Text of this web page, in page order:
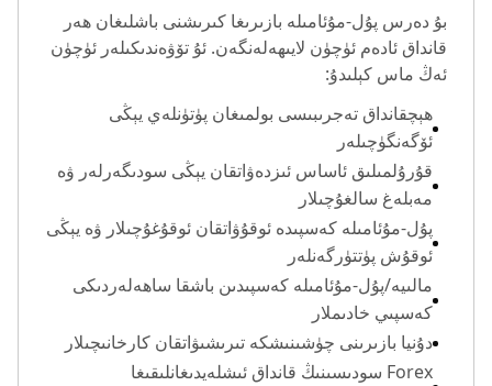
بۇ دەرس پۇل-مۇئامىلە بازىرىغا كىرىشنى باشلىغان ھەر
قانداق ئادەم ئۈچۈن لايىھەلەنگەن. ئۇ تۆۋەندىكىلەر ئۈچۈن
ئەڭ ماس كېلىدۇ:
ھېچقانداق تەجرىبىسى بولمىغان پۈتۈنلەي يېڭى
ئۆگەنگۈچىلەر
قۇرۇلمىلىق ئاساس ئىزدەۋاتقان يېڭى سودىگەرلەر ۋە
مەبلەغ سالغۇچىلار
پۇل-مۇئامىلە كەسپىدە ئوقۇۋاتقان ئوقۇغۇچىلار ۋە يېڭى
ئوقۇش پۈتتۈرگەنلەر
مالىيە/پۇل-مۇئامىلە كەسپىدىن باشقا ساھەلەردىكى
كەسپىي خادىملار
دۇنيا بازىرىنى چۈشىنىشكە تىرىشىۋاتقان كارخانىچىلار
Forex سودىسىنىڭ قانداق ئىشلەيدىغانلىقىغا